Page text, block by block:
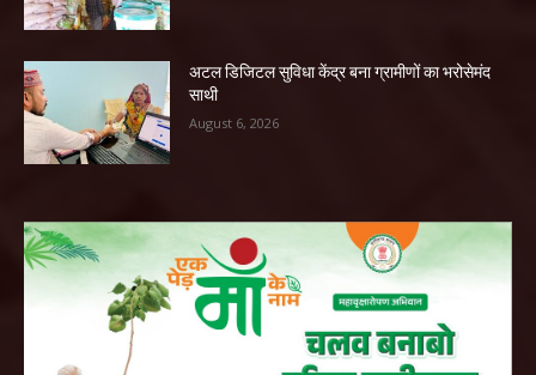
अटल डिजिटल सुविधा केंद्र बना ग्रामीणों का भरोसेमंद
साथी
August 6, 2026